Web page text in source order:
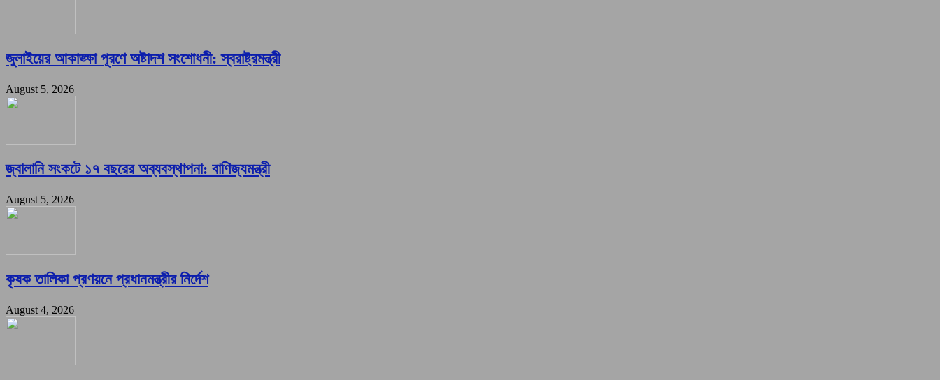
জুলাইয়ের আকাঙ্ক্ষা পূরণে অষ্টাদশ সংশোধনী: স্বরাষ্ট্রমন্ত্রী
August 5, 2026
জ্বালানি সংকটে ১৭ বছরের অব্যবস্থাপনা: বাণিজ্যমন্ত্রী
August 5, 2026
কৃষক তালিকা প্রণয়নে প্রধানমন্ত্রীর নির্দেশ
August 4, 2026